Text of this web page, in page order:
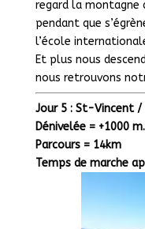
regard la montagne
pendant que
l’école
Et plus nous
nous retrouvons
Jour 5 : St-Vincent /
Dénivelée = +1000
Parcours = 14km
Temps de marche